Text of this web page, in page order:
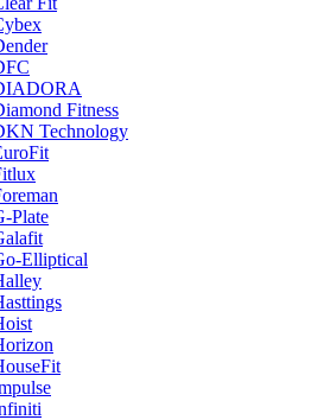
Fitness
Technology
Plate
Elliptical